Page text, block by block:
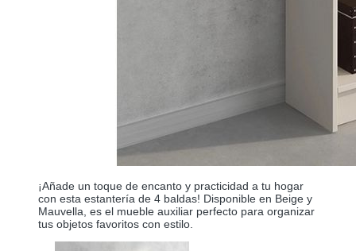
¡Añade un toque de encanto y practicidad a tu hogar
con esta estantería de 4 baldas! Disponible en Beige y
Mauvella, es el mueble auxiliar perfecto para organizar
tus objetos favoritos con estilo.